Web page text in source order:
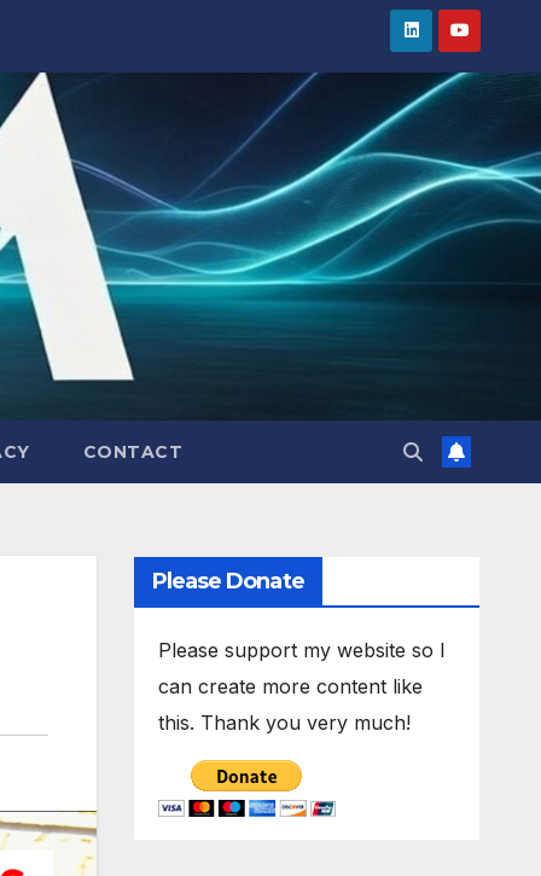
CONTACT
Please Donate
Please support my website so I
can create more content like
this. Thank you very much!